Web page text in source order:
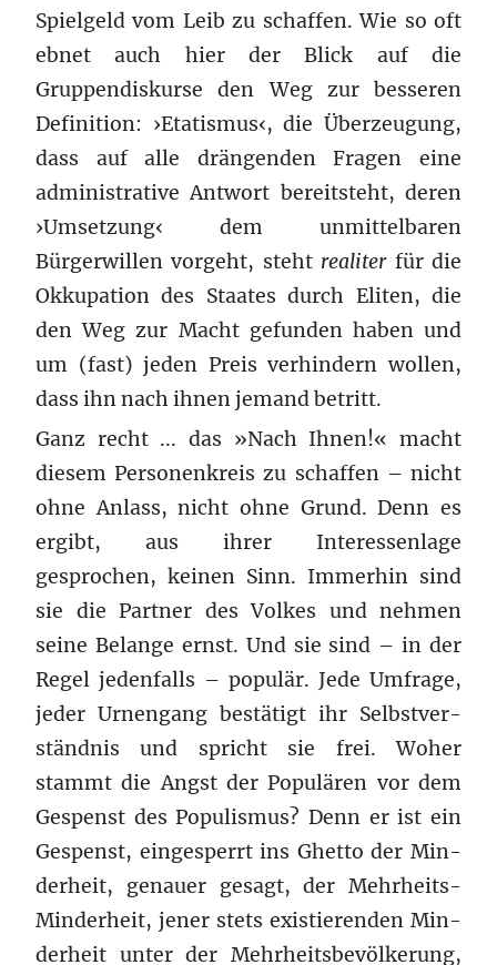
Spiel­geld vom Leib zu schaf­fen. Wie so oft
ebnet auch hier der Blick auf die
Gruppendiskurse den Weg zur besseren
Def­i­n­i­tion: ›Etatismus‹, die Überzeugung,
dass auf alle drängenden Fragen eine
administrative Antwort bereitsteht, deren
›Umsetzung‹ dem unmittelbaren
Bürgerwillen vorgeht, steht realiterfür die
Okku­pa­tion des Staates durch Eliten, die
den Weg zur Macht gefun­den haben und
um (fast) jeden Preis ver­hin­dern wollen,
dass ihn nach ihnen jemand betritt.
Ganz recht ... das »Nach Ihnen!« macht
diesem Per­so­n­enkreis zu schaf­fen – nicht
ohne Anlass, nicht ohne Grund. Denn es
ergibt, aus ihrer Inter­essen­lage
gesprochen, keinen Sinn. Immerhin sind
sie die Part­ner des Volkes und nehmen
seine Belange ernst. Und sie sind – in der
Regel jeden­falls – pop­ulär. Jede Umfrage,
jeder Urnen­gang bestätigt ihr Selb­stver­
ständ­nis und spricht sie frei. Woher
stammt die Angst der Pop­ulären vor dem
Gespenst des Pop­ulis­mus? Denn er ist ein
Gespenst, einges­perrt ins Ghetto der Min­
der­heit, genauer gesagt, der Mehrheits-
Minderheit, jener stets existieren­den Min­
der­heit unter der Mehrheits­bevölkerung,